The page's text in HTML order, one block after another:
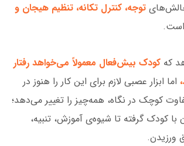
توجه، کنترل تکانه، تنظیم هیجان و
است.
که کودک بیش‌فعال معمولاً می‌خواهد رفتار
اما ابزار عصبی لازم برای این کار را هنوز در
کوچک در نگاه، همه‌چیز را تغییر می‌دهد؛
کودک گرفته تا شیوه‌ی آموزش، تنبیه،